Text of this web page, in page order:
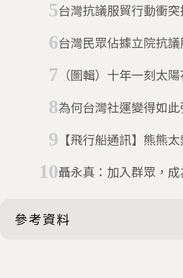
台灣抗議服貿行動衝
台灣民眾佔據立院抗
（圖輯）十年一刻太
為何台灣社運變得如此
【飛行船通訊】熊熊
聶永真：加入群眾，
參考資料